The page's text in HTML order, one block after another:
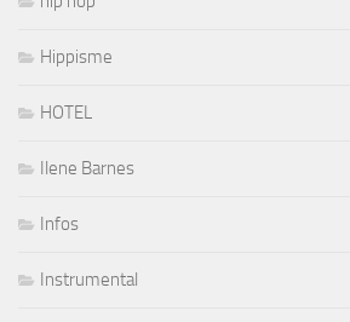
Hippisme
HOTEL
Ilene Barnes
Infos
Instrumental